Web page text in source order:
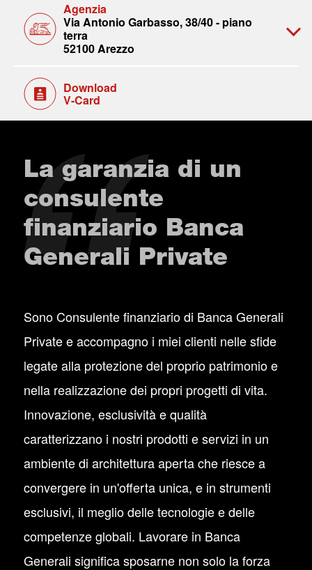
Agenzia
Via Antonio Garbasso, 38/40 - piano
terra
52100 Arezzo
Download
V-Card
La garanzia di un
consulente
finanziario Banca
Generali Private
Sono Consulente finanziario di Banca Generali
Private e accompagno i miei clienti nelle sfide
legate alla protezione del proprio patrimonio e
nella realizzazione dei propri progetti di vita.
Innovazione, esclusività e qualità
caratterizzano i nostri prodotti e servizi in un
ambiente di architettura aperta che riesce a
convergere in un'offerta unica, e in strumenti
esclusivi, il meglio delle tecnologie e delle
competenze globali. Lavorare in Banca
Generali significa sposarne non solo la forza